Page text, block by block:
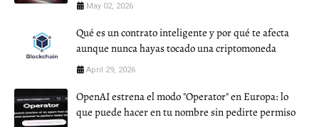
May 02, 2026
Qué es un contrato inteligente y por qué te afecta
aunque nunca hayas tocado una criptomoneda
April 29, 2026
OpenAI estrena el modo "Operator" en Europa: lo
que puede hacer en tu nombre sin pedirte permiso